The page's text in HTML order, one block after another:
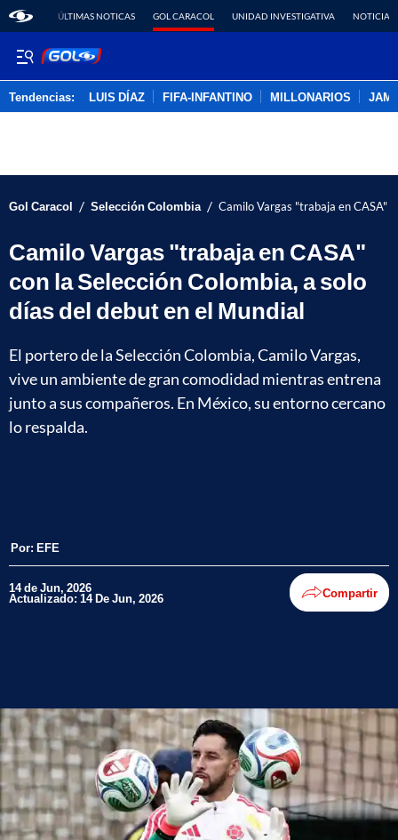
ÚLTIMAS NOTICAS GOL CARACOL UNIDAD INVESTIGATIVA NOTICIAS
Tendencias: LUIS DÍAZ FIFA-INFANTINO MILLONARIOS
Gol Caracol / Selección Colombia / Camilo Vargas "trabaja en CASA"
Camilo Vargas "trabaja en CASA"
con la Selección Colombia, a solo
días del debut en el Mundial
El portero de la Selección Colombia, Camilo Vargas,
vive un ambiente de gran comodidad mientras entrena
junto a sus compañeros. En México, su entorno cercano
lo respalda.
Por: EFE
14 de Jun, 2026
Actualizado: 14 De Jun, 2026 Compartir